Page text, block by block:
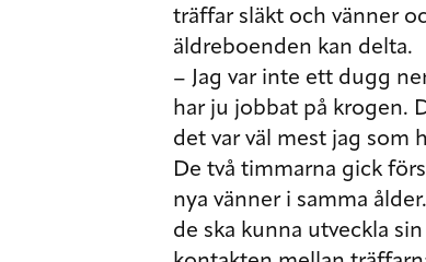
träffar släkt och vänner
äldreboenden kan delta.
– Jag var inte ett dugg
har ju jobbat på krogen.
det var väl mest jag som
De två timmarna gick
nya vänner i samma
de ska kunna utveckla